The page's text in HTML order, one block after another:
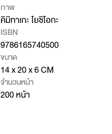
ภาพ
คิมิทาเกะ โยชิโอกะ
ISBN
9786165740500
ขนาด
14 x 20 x 6 CM
จำนวนหน้า
200 หน้า